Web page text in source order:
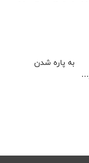
به پاره شدن